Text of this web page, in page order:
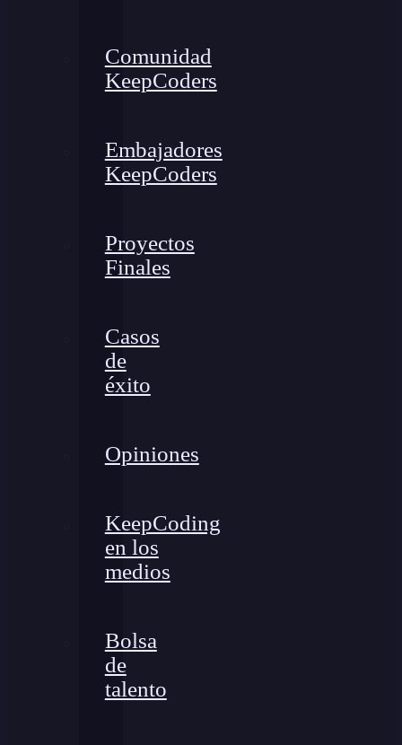
Comunidad
KeepCoders
Embajadores
KeepCoders
Proyectos
Finales
Casos
de
éxito
Opiniones
KeepCoding
en los
medios
Bolsa
de
talento